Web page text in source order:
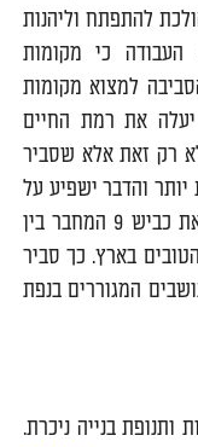
להתפתח וליהנות
העבודה כי מקומות
למצוא מקומות
יעלה את רמת החיים
רק זאת אלא שסביר
והדבר ישפיע על
כל הסביבה שלה. כבר כיום ניתן לראות את כביש 9 המחבר בין
הטובים בארץ. כך סביר
המגוררים בנפת
ותנופת בנייה ניכרת.